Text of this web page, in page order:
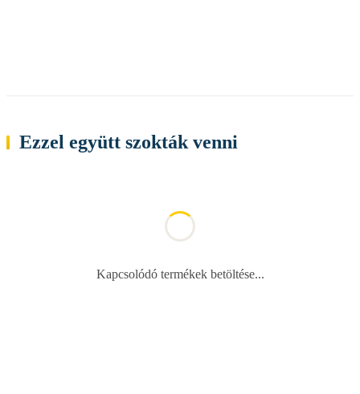
Ezzel együtt szokták venni
Kapcsolódó termékek betöltése...